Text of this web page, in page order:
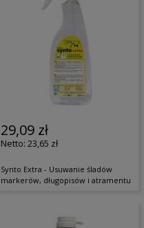
29,09 zł
23,65 zł
Synto Extra - Usuwanie śladów
markerów, długopisów i atramentu